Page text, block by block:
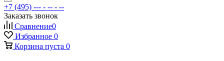
+7 (495) --- - -- - --
Заказать звонок
Сравнение0
Избранное 0
Корзина пуста 0